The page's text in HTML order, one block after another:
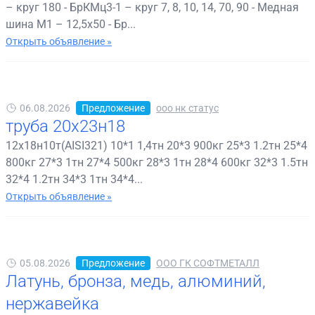
– круг 180 - БрКМц3-1 – круг 7, 8, 10, 14, 70, 90 - Медная
шина М1 – 12,5х50 - Бр...
Открыть объявление »
06.08.2026 Предложение ооо нк статус
труба 20х23н18
12х18н10т(AISI321) 10*1 1,4тн 20*3 900кг 25*3 1.2тн 25*4
800кг 27*3 1тн 27*4 500кг 28*3 1тн 28*4 600кг 32*3 1.5тн
32*4 1.2тн 34*3 1тн 34*4...
Открыть объявление »
05.08.2026 Предложение ООО ГК СОФТМЕТАЛЛ
Латунь, бронза, медь, алюминий,
нержавейка